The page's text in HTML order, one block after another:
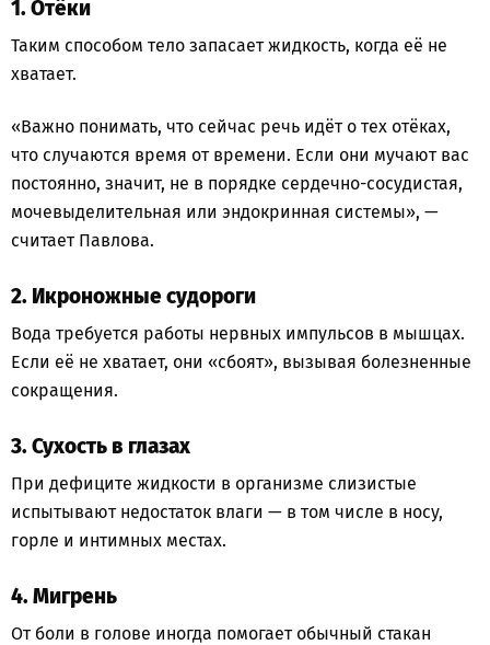
1. Отёки
Таким способом тело запасает жидкость, когда её не
хватает.
«Важно понимать, что сейчас речь идёт о тех отёках,
что случаются время от времени. Если они мучают вас
постоянно, значит, не в порядке сердечно-сосудистая,
мочевыделительная или эндокринная системы», —
считает Павлова.
2. Икроножные судороги
Вода требуется работы нервных импульсов в мышцах.
Если её не хватает, они «сбоят», вызывая болезненные
сокращения.
3. Сухость в глазах
При дефиците жидкости в организме слизистые
испытывают недостаток влаги — в том числе в носу,
горле и интимных местах.
4. Мигрень
От боли в голове иногда помогает обычный стакан